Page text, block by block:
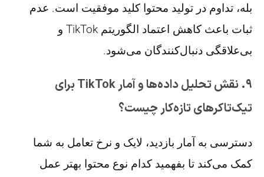
بله، تداوم در تولید محتوا کلید موفقیت است. عدم
ثبات باعث کاهش اعتماد الگوریتم TikTok و
بی‌علاقگی دنبال‌کنندگان می‌شود.
۹. نقش تحلیل داده‌ها و آمار TikTok برای
تیک‌تاکرهای تازه‌کار چیست؟
دسترسی به آمار بازدید، لایک و نرخ تعامل به شما
کمک می‌کند تا بفهمید کدام نوع محتوا بهتر عمل